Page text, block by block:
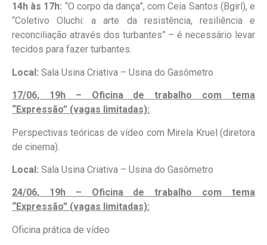
14h às 17h: “O corpo da dança”, com Ceia Santos (Bgirl), e
“Coletivo Oluchi: a arte da resistência, resiliência e
reconciliação através dos turbantes” – é necessário levar
tecidos para fazer turbantes.
Local: Sala Usina Criativa – Usina do Gasômetro
17/06, 19h – Oficina de trabalho com tema
“Expressão” (vagas limitadas):
Perspectivas teóricas de vídeo com Mirela Kruel (diretora
de cinema).
Local: Sala Usina Criativa – Usina do Gasômetro
24/06, 19h – Oficina de trabalho com tema
“Expressão” (vagas limitadas):
Oficina prática de vídeo